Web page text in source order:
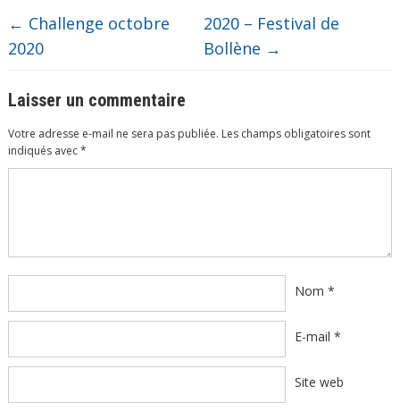
← Challenge octobre
2020
2020 – Festival de
Bollène →
Laisser un commentaire
Votre adresse e-mail ne sera pas publiée. Les champs obligatoires sont
indiqués avec*
Nom *
E-mail *
Site web